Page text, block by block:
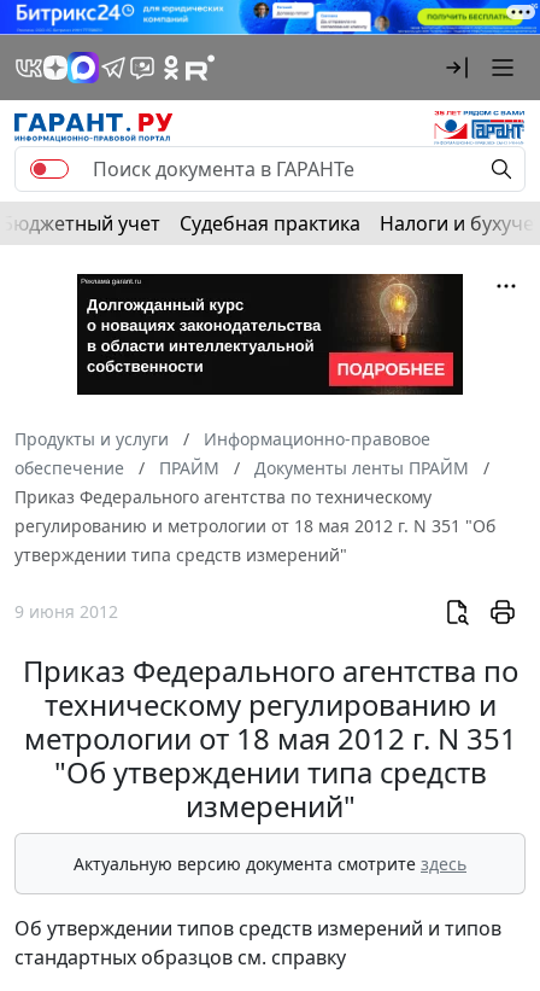
Бюджетный учет Судебная практика Налоги и
Продукты и услуги
Информационно-правовое
обеспечение
ПРАЙМ
Документы ленты ПРАЙМ
Приказ Федерального агентства по техническому
регулированию и метрологии от 18 мая 2012 г. N 351 "Об
утверждении типа средств измерений"
9 июня 2012
Приказ Федерального агентства по
техническому регулированию и
метрологии от 18 мая 2012 г. N 351
"Об утверждении типа средств
измерений"
Актуальную версию документа смотрите здесь
Об утверждении типов средств измерений и типов
стандартных образцов см. справку